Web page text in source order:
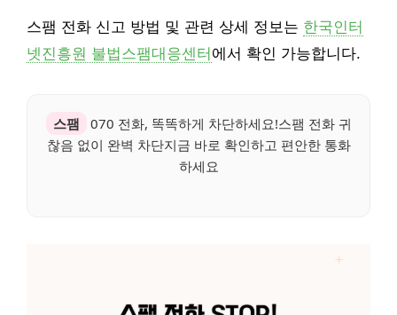
스팸 전화 신고 방법 및 관련 상세 정보는 한국인터
넷진흥원 불법스팸대응센터 에서 확인 가능합니다.
스팸
070 전화, 똑똑하게 차단하세요!스팸 전화 귀
찮음 없이 완벽 차단지금 바로 확인하고 편안한 통화
하세요